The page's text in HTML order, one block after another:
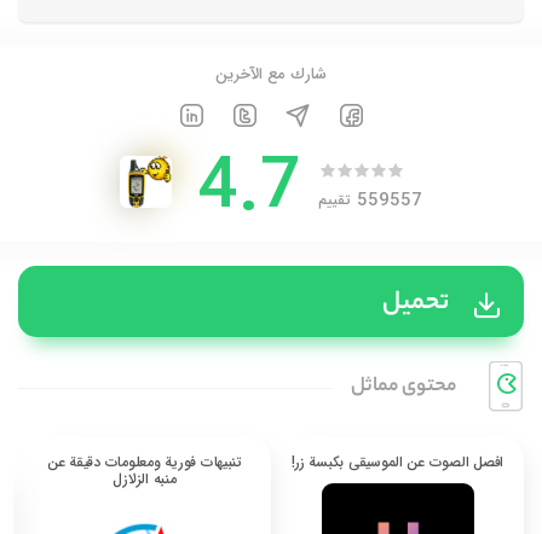
شارك مع الآخرين
559557 تقييم 4.7
تحميل
محتوی مماثل
افصل الصوت عن الموسيقى بكبسة زر! تنبيهات فورية ومعلومات دقيقة عن
منبه الزلازل